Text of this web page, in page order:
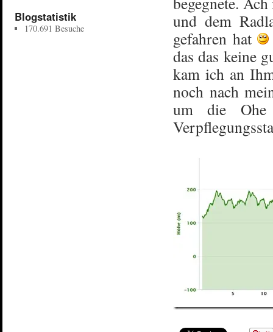
und dem
gefahren hat
das das keine
kam ich an
noch nach
um die
Blogstatistik
170.691 Besuche